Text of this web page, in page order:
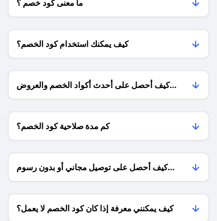
ما معنى كود خصم ؟
كيف يمكنك استخدام كود الخصم؟
كيف أحصل على أحدث أكواد الخصم والعروض
للمتاجر؟
كم مدة صلاحية كود الخصم؟
كيف أحصل على توصيل مجاني أو بدون رسوم
الشحن ؟
كيف يمكنني معرفة إذا كان كود الخصم لا يعمل؟